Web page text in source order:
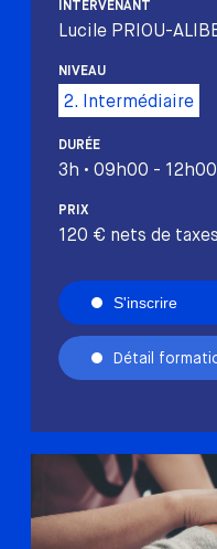
INTERVENANT
Lucile PRIOU-
NIVEAU
2. Intermédiaire
DURÉE
3h • 09h00 - 12h00
PRIX
120 € nets de taxes
S'inscrire
Détail